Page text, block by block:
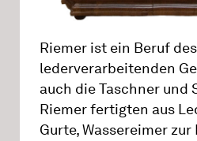
Riemer ist ein Beruf des
lederverarbeitenden
auch die Taschner und
Riemer fertigten aus
Gurte, Wassereimer